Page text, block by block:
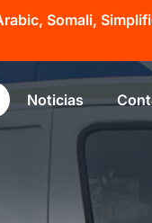
Somali,
Noticias